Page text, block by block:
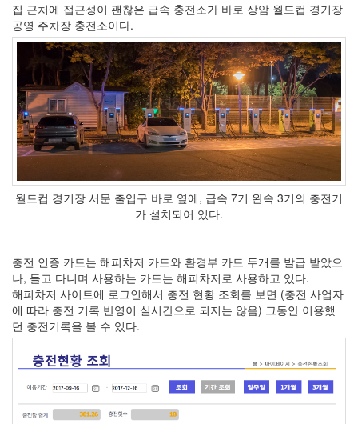
집 근처에 접근성이 괜찮은 급속 충전소가 바로 상암 월드컵 경기장
공영 주차장 충전소이다.
월드컵 경기장 서문 출입구 바로 옆에, 급속 7기 완속 3기의 충전기
가 설치되어 있다.
충전 인증 카드는 해피차저 카드와 환경부 카드 두개를 발급 받았으
나, 들고 다니며 사용하는 카드는 해피차저로 사용하고 있다.
해피차저 사이트에 로그인해서 충전 현황 조회를 보면 (충전 사업자
에 따라 충전 기록 반영이 실시간으로 되지는 않음) 그동안 이용했
던 충전기록을 볼 수 있다.
네
이
android
스
OpenSource
SWT
화
이
트
보
pspsdk